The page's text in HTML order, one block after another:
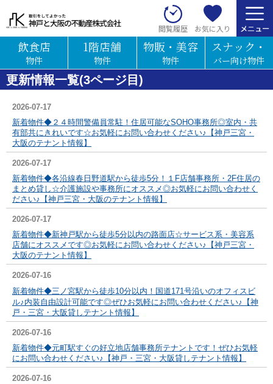
閲覧履歴 お気に入り
飲食店
物件
1階店舗
物件
物販・美容
物件
スナック・
バー向け物件
更新情報一覧(3ページ目)
2026-07-17
新着物件◆２４時間警備員常駐！住居可能なSOHO事務所◎室内・共
有部共にきれいです☆お気軽にお問い合わせください♪【神戸三宮・
大阪のテナント情報】
2026-07-17
新着物件◆各沿線春日野道駅から徒歩5分！１F店舗事務所・2F住居の
まとめ貸し☆介護施設や事務所にオススメ◎お気軽にお問い合わせく
ださい♪【神戸三宮・大阪のテナント情報】
2026-07-17
新着物件◆新神戸駅から徒歩5分以内の路面店☆サービス系・美容系
店舗にオススメです◎お気軽にお問い合わせください♪【神戸三宮・
大阪のテナント情報】
2026-07-16
新着物件◆三ノ宮駅から徒歩10分以内！国道171号沿いのオフィスビ
ル♪内装自由設計可能です◎ぜひお気軽にお問い合わせください♪【神
戸・三宮・大阪貸しテナント情報】
2026-07-16
新着物件◆元町駅すぐの好立地店舗事務所テナントです！ぜひお気軽
にお問い合わせください♪【神戸・三宮・大阪貸しテナント情報】
2026-07-16